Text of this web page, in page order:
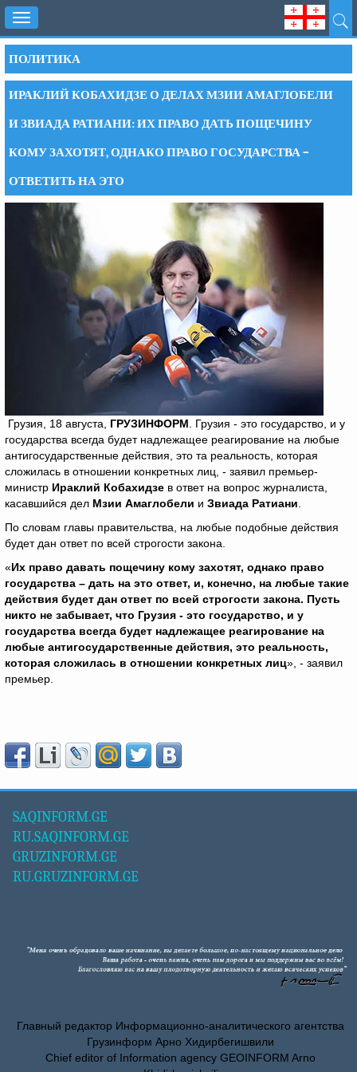
Toggle
navigation
ПОЛИТИКА
ИРАКЛИЙ КОБАХИДЗЕ О ДЕЛАХ МЗИИ АМАГЛОБЕЛИ
И ЗВИАДА РАТИАНИ: ИХ ПРАВО ДАТЬ ПОЩЕЧИНУ
КОМУ ЗАХОТЯТ, ОДНАКО ПРАВО ГОСУДАРСТВА –
ОТВЕТИТЬ НА ЭТО
Грузия, 18 августа, ГРУЗИНФОРМ . Грузия - это государство, и у
государства всегда будет надлежащее реагирование на любые
антигосударственные действия, это та реальность, которая
сложилась в отношении конкретных лиц, - заявил премьер-
министр Ираклий Кобахидзе в ответ на вопрос журналиста,
касавшийся дел Мзии Амаглобели и Звиада Ратиани
По словам главы правительства, на любые подобные действия
будет дан ответ по всей строгости закона.
«Их право давать пощечину кому захотят, однако право
государства – дать на это ответ, и, конечно, на любые такие
действия будет дан ответ по всей строгости закона. Пусть
никто не забывает, что Грузия - это государство, и у
государства всегда будет надлежащее реагирование на
любые антигосударственные действия, это реальность,
которая сложилась в отношении конкретных лиц», - заявил
премьер.
SAQINFORM.GE
RU.SAQINFORM.GE
GRUZINFORM.GE
RU.GRUZINFORM.GE
Главный редактор Информационно-аналитического агентства
Грузинформ Арно Хидирбегишвили
Chief editor of Information agency GEOINFORM Arno